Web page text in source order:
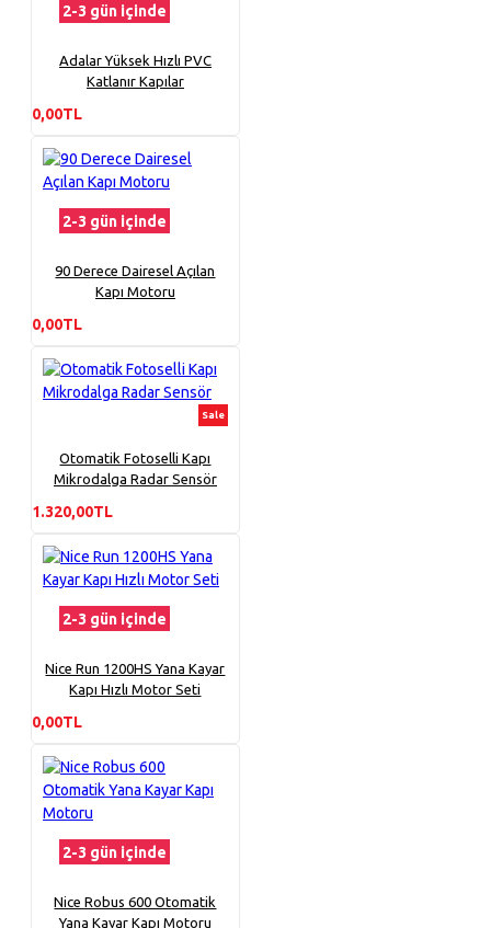
2-3 gün içinde
Adalar Yüksek Hızlı PVC
Katlanır Kapılar
0,00TL
2-3 gün içinde
90 Derece Dairesel Açılan
Kapı Motoru
0,00TL
Sale
Otomatik Fotoselli Kapı
Mikrodalga Radar Sensör
1.320,00TL
2-3 gün içinde
Nice Run 1200HS Yana Kayar
Kapı Hızlı Motor Seti
0,00TL
2-3 gün içinde
Nice Robus 600 Otomatik
Yana Kayar Kapı Motoru